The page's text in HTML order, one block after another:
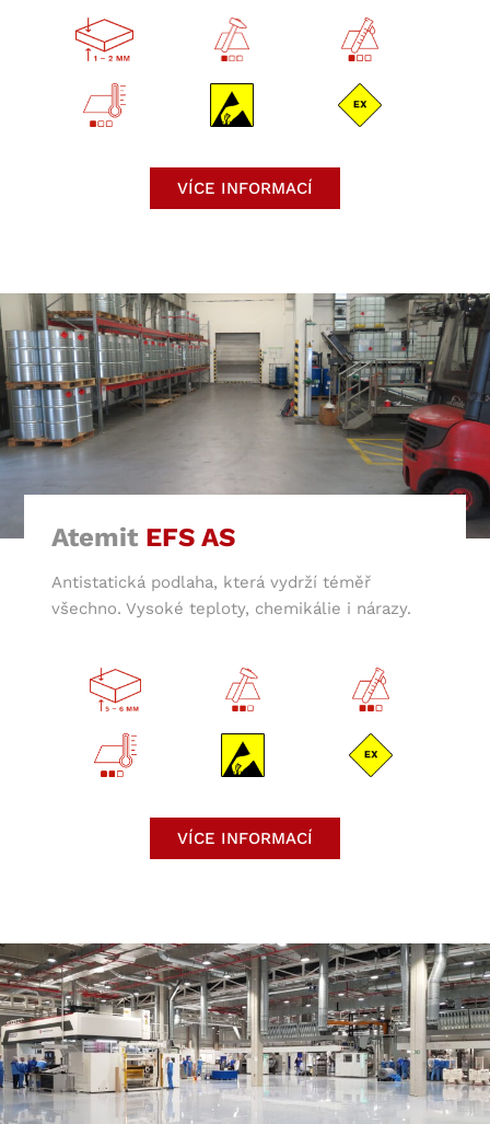
VÍCE INFORMACÍ
Atemit EFS AS
Antistatická podlaha, která vydrží téměř
všechno. Vysoké teploty, chemikálie i nárazy.
VÍCE INFORMACÍ